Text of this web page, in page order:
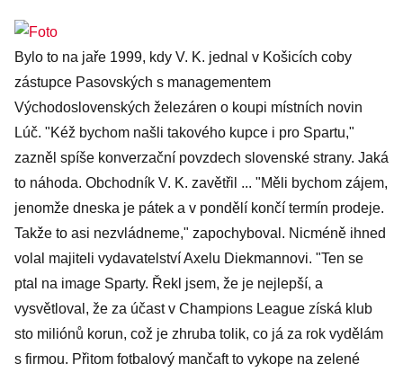
Bylo to na jaře 1999, kdy V. K. jednal v Košicích coby
zástupce Pasovských s managementem
Východoslovenských železáren o koupi místních novin
Lúč. "Kéž bychom našli takového kupce i pro Spartu,"
zazněl spíše konverzační povzdech slovenské strany. Jaká
to náhoda. Obchodník V. K. zavětřil ... "Měli bychom zájem,
jenomže dneska je pátek a v pondělí končí termín prodeje.
Takže to asi nezvládneme," zapochyboval. Nicméně ihned
volal majiteli vydavatelství Axelu Diekmannovi. "Ten se
ptal na image Sparty. Řekl jsem, že je nejlepší, a
vysvětloval, že za účast v Champions League získá klub
sto miliónů korun, což je zhruba tolik, co já za rok vydělám
s firmou. Přitom fotbalový mančaft to vykope na zelené